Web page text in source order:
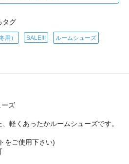
タグ
用） SALE!!! ルームシューズ
ーズ
軽くあったかルームシューズです。
トをご使用下さい)